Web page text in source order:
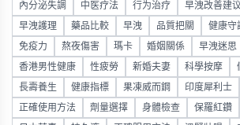
內分泌失調 中医疗法 行为治疗 早洩改善建议
早洩護理 藥品比較 早洩 品質把關 健康守
免疫力 熬夜傷害 瑪卡 婚姻關係 早洩迷思
香港男性健康 性疲勞 新婚夫妻 科學按摩
長壽養生 健康指標 果凍威而鋼 印度犀利士
正確使用方法 劑量選擇 身體檢查 保羅紅鑽